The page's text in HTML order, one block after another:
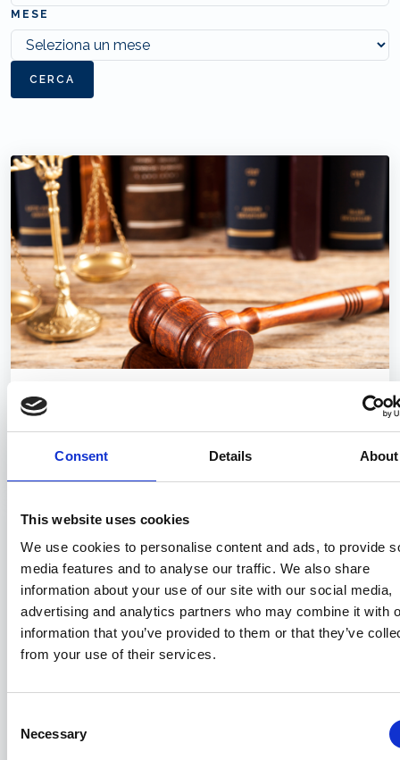
Consent Details About
This website uses cookies
We use cookies to personalise content and ads, to provide
media features and to analyse our traffic. We also share
information about your use of our site with our social media,
advertising and analytics partners who may combine it with
information that you’ve provided to them or that they’ve
from your use of their services.
Selection
Necessary
MESE
CERCA
Imbarcazioni a uso personale:
confermata l’esenzione IVA
29/06/2026
La nuova BIMCO Biofuel Clause for